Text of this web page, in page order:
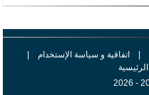
| اتفاقية و سياسة الإستخدام
|
الرئيسية